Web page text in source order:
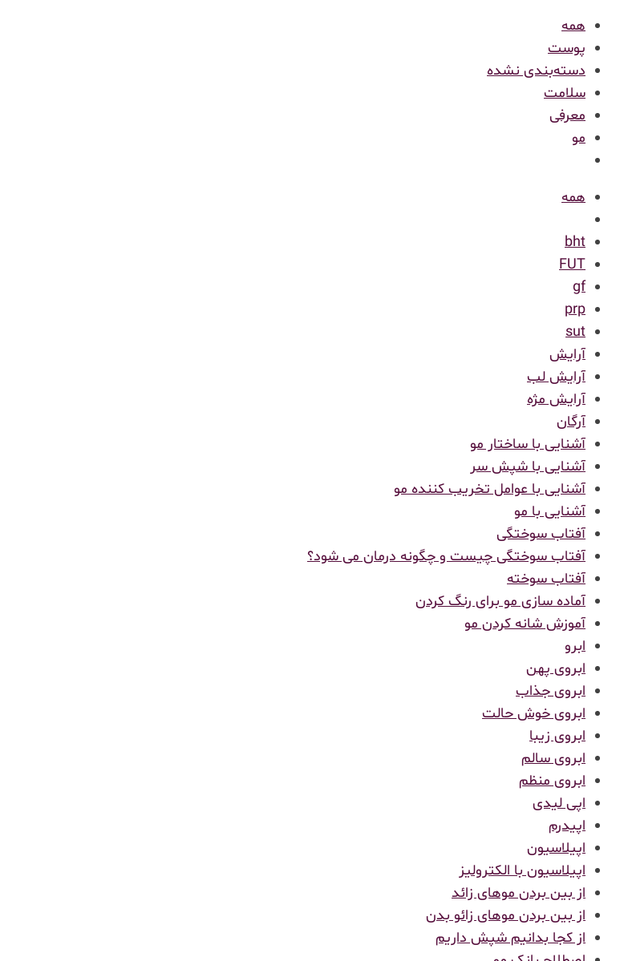
همه
پوست
دسته‌بندی نشده
سلامت
معرفی
مو
همه
bht
FUT
gf
prp
sut
آرایش
آرایش لب
آرایش مژه
آرگان
آشنایی با ساختار مو
آشنایی با شپش سر
آشنایی با عوامل تخریب کننده مو
آشنایی با مو
آفتاب سوختگی
آفتاب سوختگی چیست و چگونه درمان می شود؟
آفتاب سوخته
آماده سازی مو برای رنگ کردن
آموزش شانه کردن مو
ابرو
ابروی پهن
ابروی جذاب
ابروی خوش حالت
ابروی زیبا
ابروی سالم
ابروی منظم
اپی لیدی
اپیدرم
اپیلاسیون
اپیلاسیون با الکترولیز
از بین بردن موهای زائد
از بین بردن موهای زائو بدن
از کجا بدانیم شپش داریم